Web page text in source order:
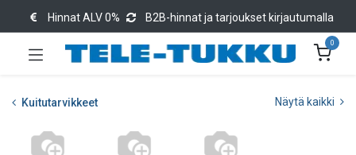
Hinnat ALV 0% B2B-hinnat ja tarjoukset kirjautumalla
0
Kuitutarvikkeet Näytä kaikki